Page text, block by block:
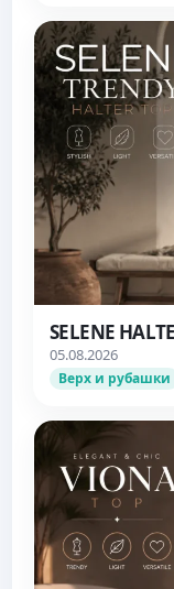
SELENE
05.08.2026
Верх и рубашки